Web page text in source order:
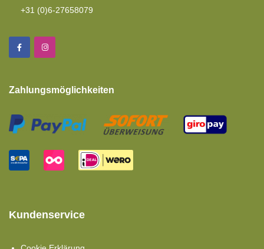
+31 (0)6-27658079
Zahlungsmöglichkeiten
Kundenservice